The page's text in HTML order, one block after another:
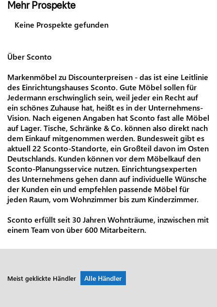
Mehr Prospekte
Keine Prospekte gefunden
Über Sconto
Markenmöbel zu Discounterpreisen - das ist eine Leitlinie
des Einrichtungshauses Sconto. Gute Möbel sollen für
Jedermann erschwinglich sein, weil jeder ein Recht auf
ein schönes Zuhause hat, heißt es in der Unternehmens-
Vision. Nach eigenen Angaben hat Sconto fast alle Möbel
auf Lager. Tische, Schränke & Co. können also direkt nach
dem Einkauf mitgenommen werden. Bundesweit gibt es
aktuell 22 Sconto-Standorte, ein Großteil davon im Osten
Deutschlands. Kunden können vor dem Möbelkauf den
Sconto-Planungsservice nutzen. Einrichtungsexperten
des Unternehmens gehen dann auf individuelle Wünsche
der Kunden ein und empfehlen passende Möbel für
jeden Raum, vom Wohnzimmer bis zum Kinderzimmer.
Sconto erfüllt seit 30 Jahren Wohnträume, inzwischen mit
einem Team von über 600 Mitarbeitern.
Meist geklickte Händler Alle Händler